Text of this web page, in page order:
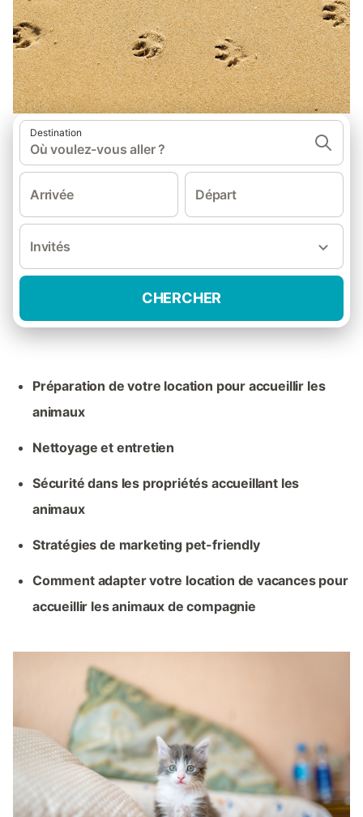
Destination
Où voulez-vous aller ?
Arrivée Départ
Invités
CHERCHER
Préparation de votre location pour accueillir les
animaux
Nettoyage et entretien
Sécurité dans les propriétés accueillant les
animaux
Stratégies de marketing pet-friendly
Comment adapter votre location de vacances pour
accueillir les animaux de compagnie